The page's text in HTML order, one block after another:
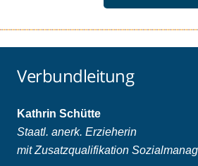
Verbundleitung
Kathrin Schütte
Staatl. anerk. Erzieherin
mit Zusatzqualifikation